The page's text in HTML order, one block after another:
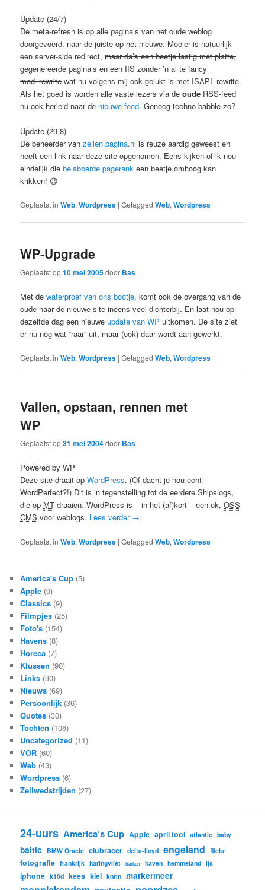
Update (24/7)
De meta-refresh is op alle pagina’s van het oude weblog
doorgevoerd, naar de juiste op het nieuwe. Mooier is natuurlijk
een server-side redirect,maar da’s een beetje lastig met platte,
gegenereerde pagina’s en een IIS zonder ’n al te fancy
mod_rewrite wat nu volgens mij ook gelukt is met ISAPI_rewrite.
Als het goed is worden alle vaste lezers via deoude RSS-feed
nu ook herleid naar de nieuwe feed. Genoeg techno-babble zo?
Update (29-8)
De beheerder vanzeilen.pagina.nl is reuze aardig geweest en
heeft een link naar deze site opgenomen. Eens kijken of ik nou
eindelijk diebelabberde pagerank een beetje omhoog kan
krikken! 😉
Geplaatst in Web,Wordpress |Getagged Web,Wordpress
WP-Upgrade
Geplaatst op10 mei 2005door Bas
Met dewaterproef van ons bootje, komt ook de overgang van de
oude naar de nieuwe site ineens veel dichterbij. En laat nou op
dezelfde dag een nieuweupdate van WP uitkomen. De site ziet
er nu nog wat “raar” uit, maar (ook) daar wordt aan gewerkt.
Geplaatst in Web,Wordpress |Getagged Web,Wordpress
Vallen, opstaan, rennen met
WP
Geplaatst op31 mei 2004door Bas
Powered by WP
Deze site draait opWordPress. (Of dacht je nou echt
WordPerfect?!) Dit is in tegenstelling tot de eerdere Shipslogs,
die op MT draaien. WordPress is – in het (af)kort – een ok,OSS
CMS voor weblogs. Lees verder →
Geplaatst in Web,Wordpress |Getagged Web,Wordpress
America's Cup (5)
Apple (9)
Classics (9)
Filmpjes (25)
Foto's (154)
Havens (8)
Horeca (7)
Klussen (90)
Links (90)
Nieuws (69)
Persoonlijk (36)
Quotes (30)
Tochten (106)
Uncategorized (11)
VOR (60)
Web (43)
Wordpress (6)
Zeilwedstrijden (27)
24-uurs America’s Cup Apple april fool atlantic baby
baltic BMW Oracle clubracer delta-lloyd engeland flickr
fotografie frankrijk haringvliet harken haven hemmeland ijs
iphone k10d kees kiel knrm markermeer